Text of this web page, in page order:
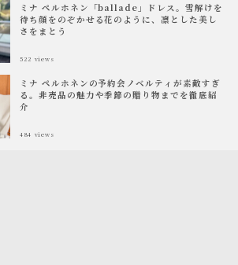
ミナ ペルホネン「ballade」ドレス。雪解けを
待ち顔をのぞかせる花のように、凛とした美し
さをまとう
522 views
ミナ ペルホネンの予約会ノベルティが素敵すぎ
る。非売品の魅力や季節の贈り物までを徹底紹
介
484 views